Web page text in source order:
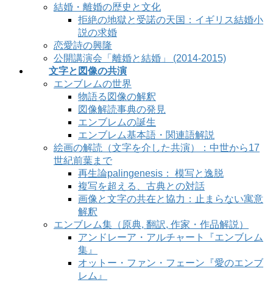
結婚・離婚の歴史と文化
拒絶の地獄と受諾の天国：イギリス結婚小
説の求婚
恋愛詩の興隆
公開講演会「離婚と結婚」 (2014-2015)
文字と図像の共演
エンブレムの世界
物語る図像の解釈
図像解読事典の発見
エンブレムの誕生
エンブレム基本語・関連語解説
絵画の解読（文字を介した共演）：中世から17
世紀前葉まで
再生論palingenesis： 模写と逸脱
複写を超える、古典との対話
画像と文字の共在と協力：止まらない寓意
解釈
エンブレム集（原典, 翻訳, 作家・作品解説）
アンドレーア・アルチャート『エンブレム
集』
オットー・ファン・フェーン『愛のエンブ
レム』